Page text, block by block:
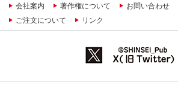
会社案内 著作権について お問い合わせ
ご注文について
リンク